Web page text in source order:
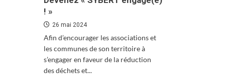
! »
26 mai 2024
Afin d’encourager les associations et
les communes de son territoire à
s’engager en faveur de la réduction
des déchets et...